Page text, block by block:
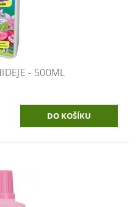
- 500ML